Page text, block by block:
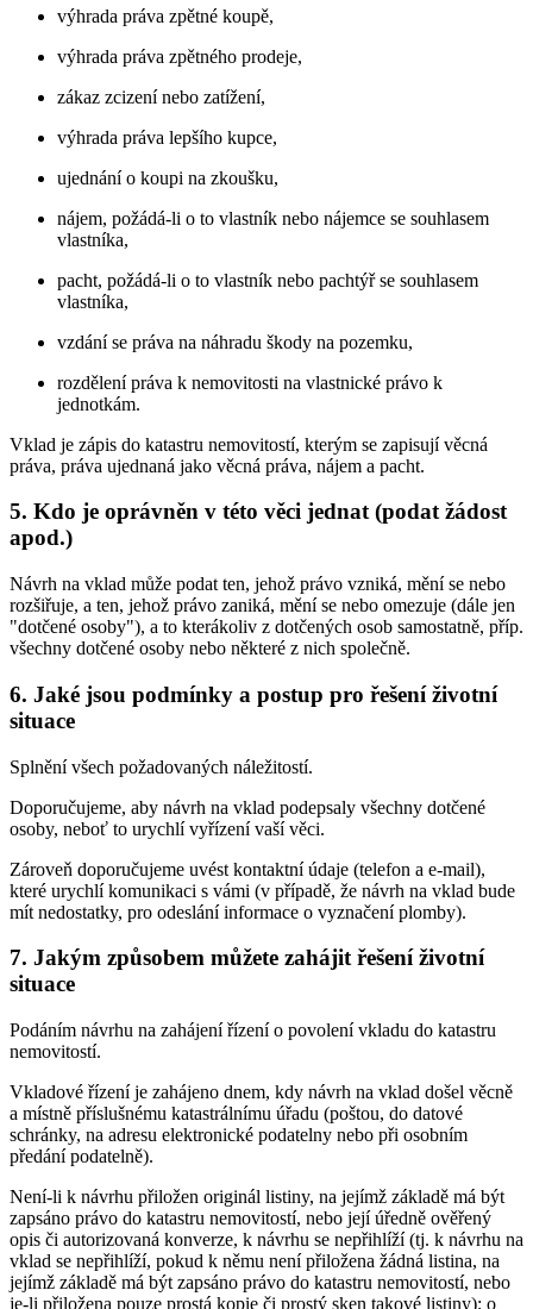
výhrada práva zpětné koupě,
výhrada práva zpětného prodeje,
zákaz zcizení nebo zatížení,
výhrada práva lepšího kupce,
ujednání o koupi na zkoušku,
nájem, požádá-li o to vlastník nebo nájemce se souhlasem
vlastníka,
pacht, požádá-li o to vlastník nebo pachtýř se souhlasem
vlastníka,
vzdání se práva na náhradu škody na pozemku,
rozdělení práva k nemovitosti na vlastnické právo k
jednotkám.
Vklad je zápis do katastru nemovitostí, kterým se zapisují věcná
práva, práva ujednaná jako věcná práva, nájem a pacht.
5. Kdo je oprávněn v této věci jednat (podat žádost
apod.)
Návrh na vklad může podat ten, jehož právo vzniká, mění se nebo
rozšiřuje, a ten, jehož právo zaniká, mění se nebo omezuje (dále jen
"dotčené osoby"), a to kterákoliv z dotčených osob samostatně, příp.
všechny dotčené osoby nebo některé z nich společně.
6. Jaké jsou podmínky a postup pro řešení životní
situace
Splnění všech požadovaných náležitostí.
Doporučujeme, aby návrh na vklad podepsaly všechny dotčené
osoby, neboť to urychlí vyřízení vaší věci.
Zároveň doporučujeme uvést kontaktní údaje (telefon a e-mail),
které urychlí komunikaci s vámi (v případě, že návrh na vklad bude
mít nedostatky, pro odeslání informace o vyznačení plomby).
7. Jakým způsobem můžete zahájit řešení životní
situace
Podáním návrhu na zahájení řízení o povolení vkladu do katastru
nemovitostí.
Vkladové řízení je zahájeno dnem, kdy návrh na vklad došel věcně
a místně příslušnému katastrálnímu úřadu (poštou, do datové
schránky, na adresu elektronické podatelny nebo při osobním
předání podatelně).
Není-li k návrhu přiložen originál listiny, na jejímž základě má být
zapsáno právo do katastru nemovitostí, nebo její úředně ověřený
opis či autorizovaná konverze, k návrhu se nepřihlíží (tj. k návrhu na
vklad se nepřihlíží, pokud k němu není přiložena žádná listina, na
jejímž základě má být zapsáno právo do katastru nemovitostí, nebo
je-li přiložena pouze prostá kopie či prostý sken takové listiny); o